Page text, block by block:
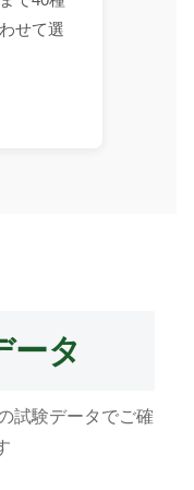
せて選
ータ
試験データでご確